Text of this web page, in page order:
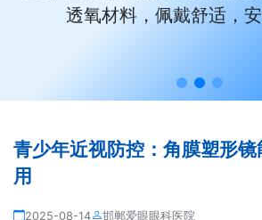
透氧材料，佩戴舒适，安
青少年近视防控：角膜塑形
用
2025-08-14 邯郸爱眼眼科医院